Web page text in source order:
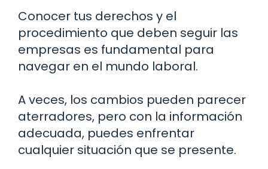
Conocer tus derechos y el
procedimiento que deben seguir las
empresas es fundamental para
navegar en el mundo laboral.
A veces, los cambios pueden parecer
aterradores, pero con la información
adecuada, puedes enfrentar
cualquier situación que se presente.